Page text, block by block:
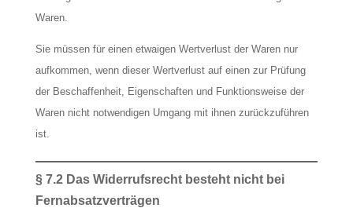
Waren.
Sie müssen für einen etwaigen Wertverlust der Waren nur
aufkommen, wenn dieser Wertverlust auf einen zur Prüfung
der Beschaffenheit, Eigenschaften und Funktionsweise der
Waren nicht notwendigen Umgang mit ihnen zurückzuführen
ist.
§ 7.2 Das Widerrufsrecht besteht nicht bei
Fernabsatzverträgen